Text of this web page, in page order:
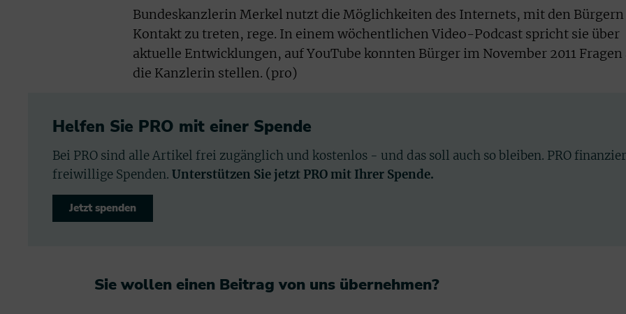
Bundeskanzlerin Merkel nutzt die Möglichkeiten des Internets, mit den
Kontakt zu treten, rege. In einem wöchentlichen Video-Podcast spricht sie über
aktuelle Entwicklungen, auf YouTube konnten Bürger im November 2011 Fragen
die Kanzlerin stellen. (pro)
Helfen Sie PRO mit einer Spende
Bei PRO sind alle Artikel frei zugänglich und kostenlos - und das soll auch so bleiben. PRO
freiwillige Spenden. Unterstützen Sie jetzt PRO mit Ihrer Spende.
Jetzt spenden
Sie wollen einen Beitrag von uns übernehmen?​